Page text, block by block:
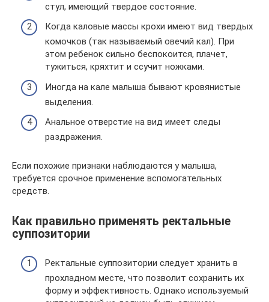
стул, имеющий твердое состояние.
Когда каловые массы крохи имеют вид твердых
комочков (так называемый овечий кал). При
этом ребенок сильно беспокоится, плачет,
тужиться, кряхтит и ссучит ножками.
Иногда на кале малыша бывают кровянистые
выделения.
Анальное отверстие на вид имеет следы
раздражения.
Если похожие признаки наблюдаются у малыша,
требуется срочное применение вспомогательных
средств.
Как правильно применять ректальные
суппозитории
Ректальные суппозитории следует хранить в
прохладном месте, что позволит сохранить их
форму и эффективность. Однако используемый